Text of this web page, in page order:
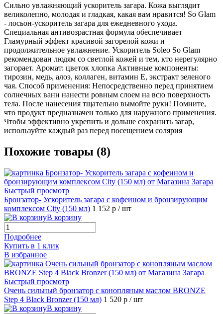
Сильно увлажняющий ускоритель загара. Кожа выглядит
великолепно, молодая и гладкая, какая вам нравится! So Glam
- лосьон-ускоритель загара для ежедневного ухода.
Специальная антивозрастная формула обеспечивает
Гламурный эффект красивой загорелой кожи и
продолжительное увлажнение. Ускоритель Soleo So Glam
рекомендован людям со светлой кожей и тем, кто нерегулярно
загорает. Аромат: цветок хлопка Активные компоненты:
тирозин, медь, алоэ, коллаген, витамин Е, экстракт зеленого
чая. Способ применения: Непосредственно перед принятием
солнечных ванн нанести ровным слоем на всю поверхность
тела. После нанесения тщательно вымойте руки! Помните,
что продукт предназначен только для наружного применения.
Чтобы эффективно укрепить и дольше сохранить загар,
используйте каждый раз перед посещением солярия
Похожие товары (8)
Быстрый просмотр
Бронзатор- Ускоритель загара с кофеином и бронзирующим
комплексом City (150 мл) 1 152 р / шт
В корзину
Подробнее
Купить в 1 клик
В избранное
Быстрый просмотр
Очень сильный бронзатор с конопляным маслом BRONZE
Step 4 Black Bronzer (150 мл) 1 520 р / шт
В корзину